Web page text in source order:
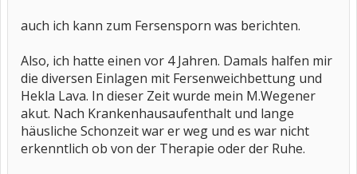
auch ich kann zum Fersensporn was berichten.
Also, ich hatte einen vor 4 Jahren. Damals halfen mir
die diversen Einlagen mit Fersenweichbettung und
Hekla Lava. In dieser Zeit wurde mein M.Wegener
akut. Nach Krankenhausaufenthalt und lange
häusliche Schonzeit war er weg und es war nicht
erkenntlich ob von der Therapie oder der Ruhe.